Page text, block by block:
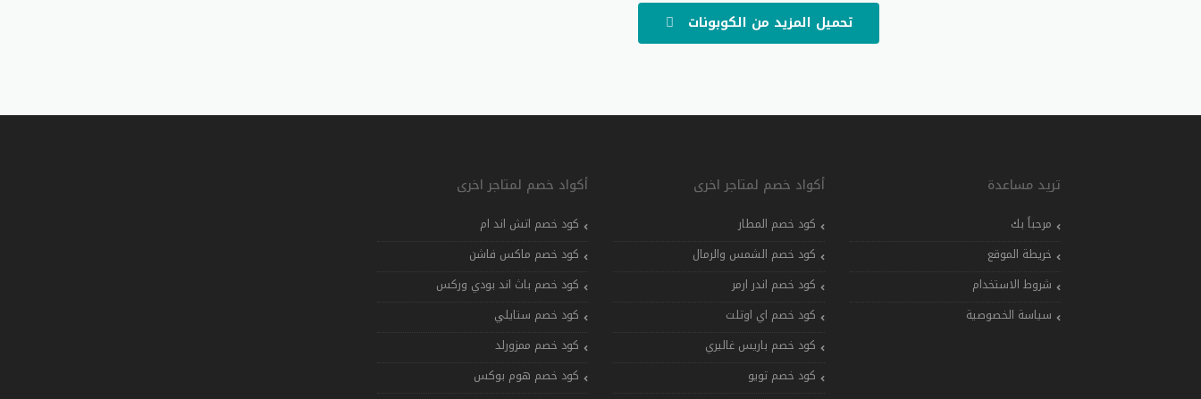
تحميل المزيد من الكوبونات
تريد مساعدة
مرحباً بك
خريطة الموقع
شروط الاستخدام
سياسة الخصوصية
أكواد خصم لمتاجر اخرى
كود خصم المطار
كود خصم الشمس والرمال
كود خصم اندر ارمر
كود خصم اي اوتلت
كود خصم باريس غاليري
كود خصم تويو
أكواد خصم لمتاجر اخرى
كود خصم اتش اند ام
كود خصم ماكس فاشن
كود خصم باث اند بودي وركس
كود خصم ستايلي
كود خصم ممزورلد
كود خصم هوم بوكس